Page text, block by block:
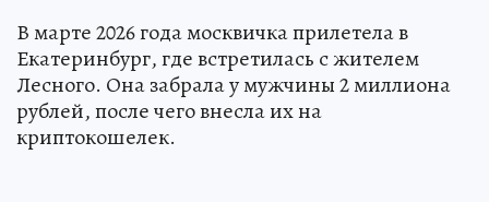
В марте 2026 года москвичка прилетела в
Екатеринбург, где встретилась с жителем
Лесного. Она забрала у мужчины 2 миллиона
рублей, после чего внесла их на
криптокошелек.